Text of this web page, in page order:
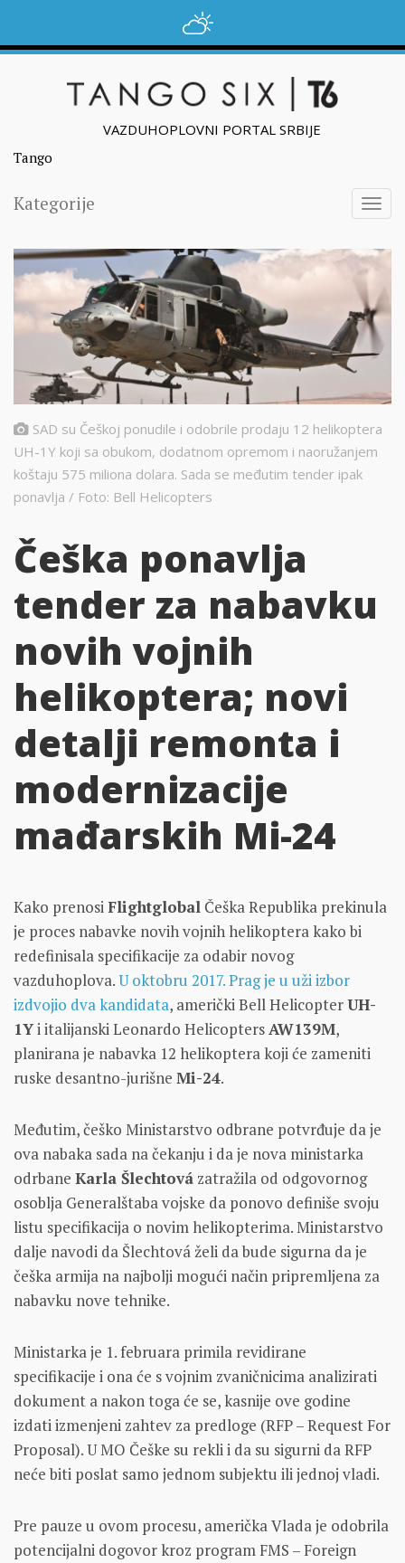
VAZDUHOPLOVNI PORTAL SRBIJE
Tango
Kategorije
SAD su Češkoj ponudile i odobrile prodaju 12 helikoptera
UH-1Y koji sa obukom, dodatnom opremom i naoružanjem
koštaju 575 miliona dolara. Sada se međutim tender ipak
ponavlja / Foto: Bell Helicopters
Češka ponavlja
tender za nabavku
novih vojnih
helikoptera; novi
detalji remonta i
modernizacije
mađarskih Mi-24
Kako prenosiFlightglobal Češka Republika prekinula
je proces nabavke novih vojnih helikoptera kako bi
redefinisala specifikacije za odabir novog
vazduhoplova.U oktobru 2017. Prag je u uži izbor
izdvojio dva kandidata, američki Bell HelicopterUH-
1Yi italijanski Leonardo HelicoptersAW139M,
planirana je nabavka 12 helikoptera koji će zameniti
ruske desantno-jurišne Mi-24.
Međutim, češko Ministarstvo odbrane potvrđuje da je
ova nabaka sada na čekanju i da je nova ministarka
odrbane Karla Šlechtová zatražila od odgovornog
osoblja Generalštaba vojske da ponovo definiše svoju
listu specifikacija o novim helikopterima. Ministarstvo
dalje navodi da Šlechtová želi da bude sigurna da je
češka armija na najbolji mogući način pripremljena za
nabavku nove tehnike.
Ministarka je 1. februara primila revidirane
specifikacije i ona će s vojnim zvaničnicima analizirati
dokument a nakon toga će se, kasnije ove godine
izdati izmenjeni zahtev za predloge (RFP – Request For
Proposal). U MO Češke su rekli i da su sigurni da RFP
neće biti poslat samo jednom subjektu ili jednoj vladi.
Pre pauze u ovom procesu, američka Vlada je odobrila
potencijalni dogovor kroz program FMS – Foreign